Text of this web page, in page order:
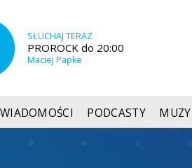
SŁUCHAJ TERAZ
PROROCK do 20:00
Maciej Papke
WIADOMOŚCI PODCASTY